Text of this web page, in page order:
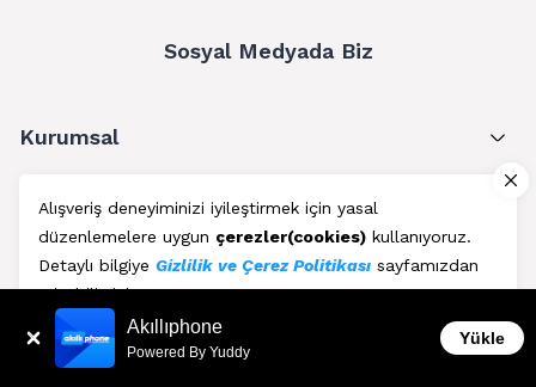
Alışveriş deneyiminizi iyileştirmek için yasal
düzenlemelere uygun çerezler(cookies) kullanıyoruz.
Detaylı bilgiye Gizlilik ve Çerez Politikası sayfamızdan
erişebilirsiniz.
Kabul Et
Sosyal Medyada Biz
Kurumsal
Müşteri Hizmetleri
Üyelik
Blog Akıllıphone
Powered By Yuddy
Yükle